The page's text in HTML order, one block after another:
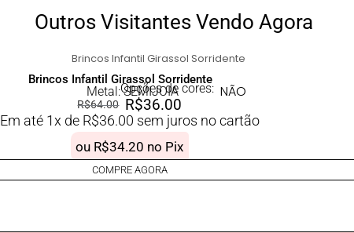
Outros Visitantes Vendo Agora
Brincos Infantil Girassol Sorridente
Opções de cores: NÃO
Metal: SEMIJOIA
R$64.00 R$36.00
Em até 1x de R$36.00 sem juros no cartão
ou R$34.20 no Pix
COMPRE AGORA